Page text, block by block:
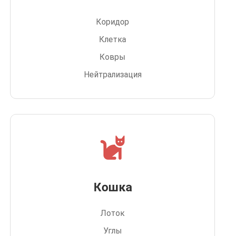
Коридор
Клетка
Ковры
Нейтрализация
Кошка
Лоток
Углы